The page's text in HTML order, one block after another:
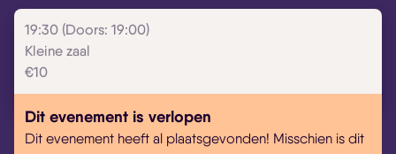
19:30 (Doors: 19:00)
Kleine zaal
€10
Dit evenement is verlopen
Dit evenement heeft al plaatsgevonden! Misschien is dit